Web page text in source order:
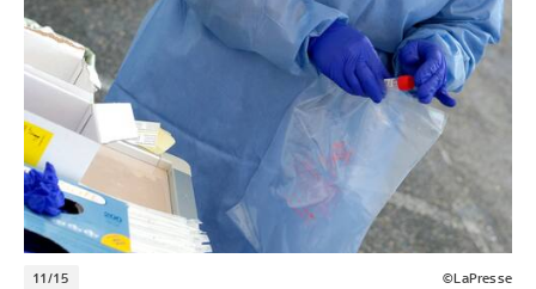
11/15 ©LaPresse